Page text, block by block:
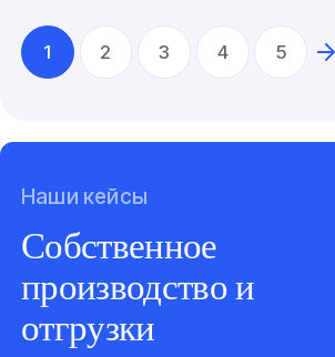
1 2 3 4 5
Наши кейсы
Собственное
производство и
отгрузки